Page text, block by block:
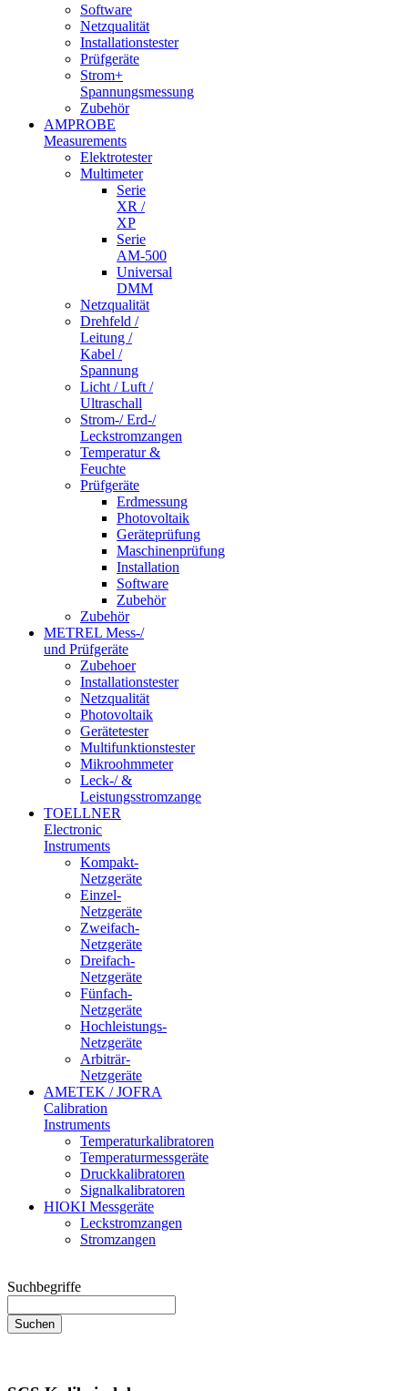
Software
Netzqualität
Installationstester
Prüfgeräte
Strom+
Spannungsmessung
Zubehör
AMPROBE
Measurements
Elektrotester
Multimeter
Serie
XR /
XP
Serie
AM-500
Universal
DMM
Netzqualität
Drehfeld /
Leitung /
Kabel /
Spannung
Licht / Luft /
Ultraschall
Strom-/ Erd-/
Leckstromzangen
Temperatur &
Feuchte
Prüfgeräte
Erdmessung
Photovoltaik
Geräteprüfung
Maschinenprüfung
Installation
Software
Zubehör
Zubehör
METREL Mess-/
und Prüfgeräte
Zubehoer
Installationstester
Netzqualität
Photovoltaik
Gerätetester
Multifunktionstester
Mikroohmmeter
Leck-/ &
Leistungsstromzange
TOELLNER
Electronic
Instruments
Kompakt-
Netzgeräte
Einzel-
Netzgeräte
Zweifach-
Netzgeräte
Dreifach-
Netzgeräte
Fünfach-
Netzgeräte
Hochleistungs-
Netzgeräte
Arbiträr-
Netzgeräte
AMETEK / JOFRA
Calibration
Instruments
Temperaturkalibratoren
Temperaturmessgeräte
Druckkalibratoren
Signalkalibratoren
HIOKI Messgeräte
Leckstromzangen
Stromzangen
Suchbegriffe